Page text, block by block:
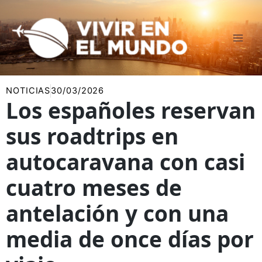
al
contenido
NOTICIAS30/03/2026
Los españoles reservan
sus roadtrips en
autocaravana con casi
cuatro meses de
antelación y con una
media de once días por